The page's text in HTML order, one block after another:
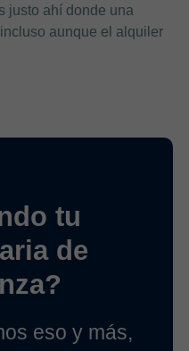
justo ahí donde una
aunque el alquiler
tu
de
eso y más,